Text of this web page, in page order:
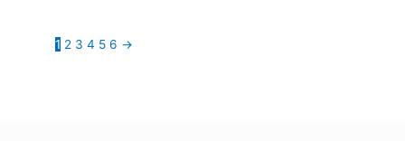
1 2 3 4 5 6 →